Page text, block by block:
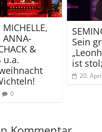
ANNA-
&
u.a.
0
Sein
ist
20.